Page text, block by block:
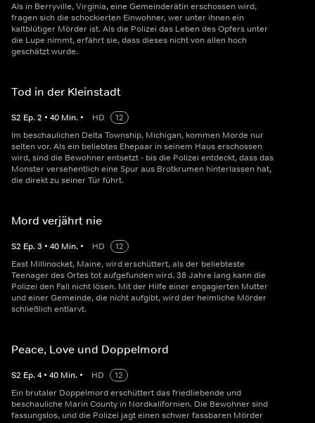
Als in Berryville, Virginia, eine Gemeinderätin erschossen wird,
fragen sich die schockierten Einwohner, wer unter ihnen ein
kaltblütiger Mörder ist. Als die Polizei das Leben des Opfers unter
die Lupe nimmt, erfährt sie, dass dieses nicht von allen hoch
geschätzt wurde.
Tod in der Kleinstadt
S2 Ep.2 • 40 Min. • HD
12
Im beschaulichen Delta Township, Michigan, kommen Morde nur
selten vor. Als ein beliebtes Ehepaar in seinem Haus erschossen
wird, sind die Bewohner entsetzt - bis die Polizei entdeckt, dass das
Monster versehentlich eine Spur aus Brotkrumen hinterlassen hat,
die direkt zu seiner Tür führt.
Mord verjährt nie
S2 Ep.3 • 40 Min. • HD
12
East Millinocket, Maine, wird erschüttert, als der beliebteste
Teenager des Ortes tot aufgefunden wird. 38 Jahre lang kann die
Polizei den Fall nicht lösen. Mit der Hilfe einer engagierten Mutter
und einer Gemeinde, die nicht aufgibt, wird der heimliche Mörder
schließlich entlarvt.
Peace, Love und Doppelmord
S2 Ep.4 • 40 Min. • HD
12
Ein brutaler Doppelmord erschüttert das friedliebende und
beschauliche Marin County in Nordkalifornien. Die Bewohner sind
fassungslos, und die Polizei jagt einen schwer fassbaren Mörder